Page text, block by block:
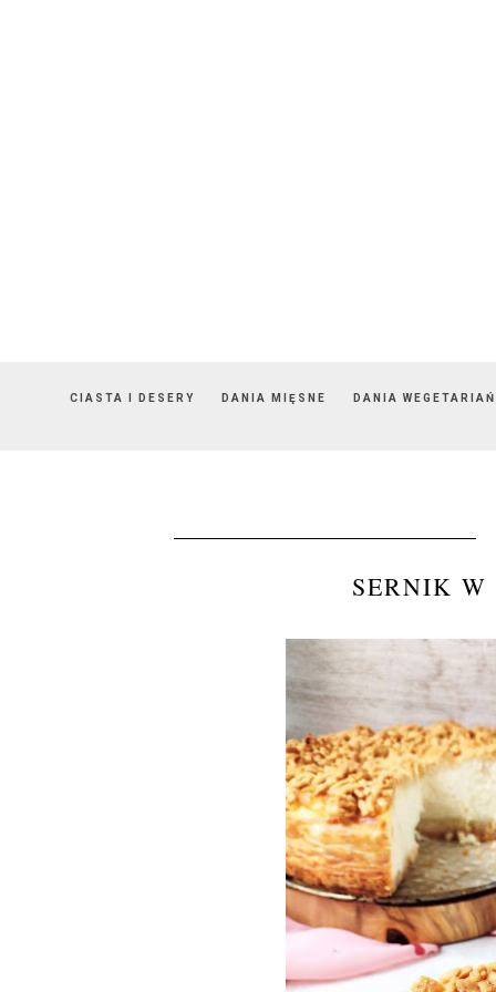
CIASTA I DESERY DANIA MIĘSNE DANIA
SERNIK